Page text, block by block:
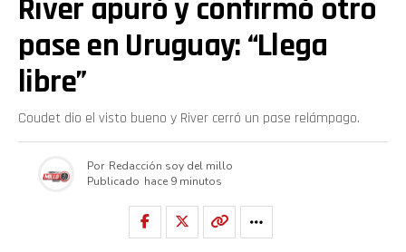
River apuró y confirmó otro
pase en Uruguay: “Llega
libre”
Coudet dio el visto bueno y River cerró un pase relámpago.
Por Redacción soy del millo
Publicado hace 9 minutos